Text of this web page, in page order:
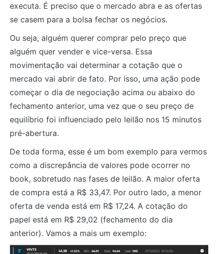
executa. É preciso que o mercado abra e as ofertas
se casem para a bolsa fechar os negócios.
Ou seja, alguém querer comprar pelo preço que
alguém quer vender e vice-versa. Essa
movimentação vai determinar a cotação que o
mercado vai abrir de fato. Por isso, uma ação pode
começar o dia de negociação acima ou abaixo do
fechamento anterior, uma vez que o seu preço de
equilíbrio foi influenciado pelo leilão nos 15 minutos
pré-abertura.
De toda forma, esse é um bom exemplo para vermos
como a discrepância de valores pode ocorrer no
book, sobretudo nas fases de leilão. A maior oferta
de compra está a R$ 33,47. Por outro lado, a menor
oferta de venda está em R$ 17,24. A cotação do
papel está em R$ 29,02 (fechamento do dia
anterior). Vamos a mais um exemplo: